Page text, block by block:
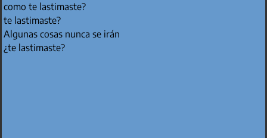
como te lastimaste?
te lastimaste?
Algunas cosas nunca se irán
¿te lastimaste?